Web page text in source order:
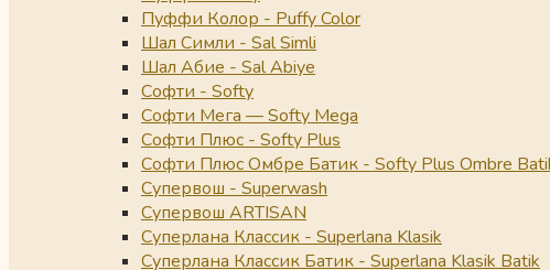
Пуффи Колор - Puffy Color
Шал Симли - Sal Simli
Шал Абие - Sal Abiye
Софти - Softy
Софти Мега — Softy Mega
Софти Плюс - Softy Plus
Софти Плюс Омбре Батик - Softy Plus Ombre
Супервош - Superwash
Супервош ARTISAN
Суперлана Классик - Superlana Klasik
Суперлана Классик Батик - Superlana Klasik Batik